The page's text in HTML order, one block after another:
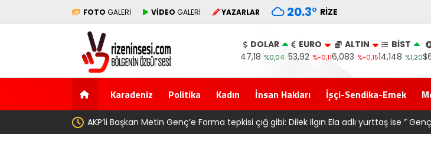
FOTO GALERİ VİDEO GALERİ YAZARLAR 20.3° RIZE
DOLAR
47,18 %0,04
EURO
53,92 %-0,11
ALTIN
6,083 %-0,15
BİST
14,148 %1,20
Karadeniz Politika Kadın İnsan Hakları İşçi-Sendika-Emek
ise ” Genç, köyünde babasının toprağını satarak Salah transferi sonrası 6661 forma alan